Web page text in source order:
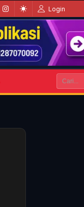
Login